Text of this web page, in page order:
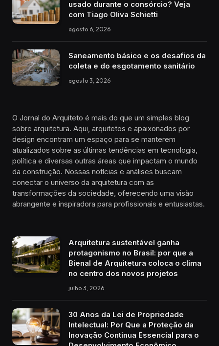
usado durante o consórcio? Veja
com Tiago Oliva Schietti
agosto 6, 2026
Saneamento básico e os desafios da
coleta e do esgotamento sanitário
agosto 3, 2026
O Jornal do Arquiteto é mais do que um simples blog
sobre arquitetura. Aqui, arquitetos e apaixonados por
design encontram um espaço para se manterem
atualizados sobre as últimas tendências em tecnologia,
política e diversas outras áreas que impactam o mundo
da construção. Nossas notícias e análises buscam
conectar o universo da arquitetura com as
transformações da sociedade, oferecendo uma visão
abrangente e inspiradora para profissionais e entusiastas.
Arquitetura sustentável ganha
protagonismo no Brasil: por que a
Bienal de Arquitetura coloca o clima
no centro dos novos projetos
julho 3, 2026
30 Anos da Lei de Propriedade
Intelectual: Por Que a Proteção da
Inovação Continua Essencial para o